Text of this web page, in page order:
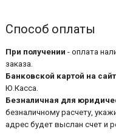
Способ оплаты
При получении - оплата
заказа.
Банковской картой на
Ю.Касса.
Безналичная для
безналичному расчету,
адрес будет выслан счет и